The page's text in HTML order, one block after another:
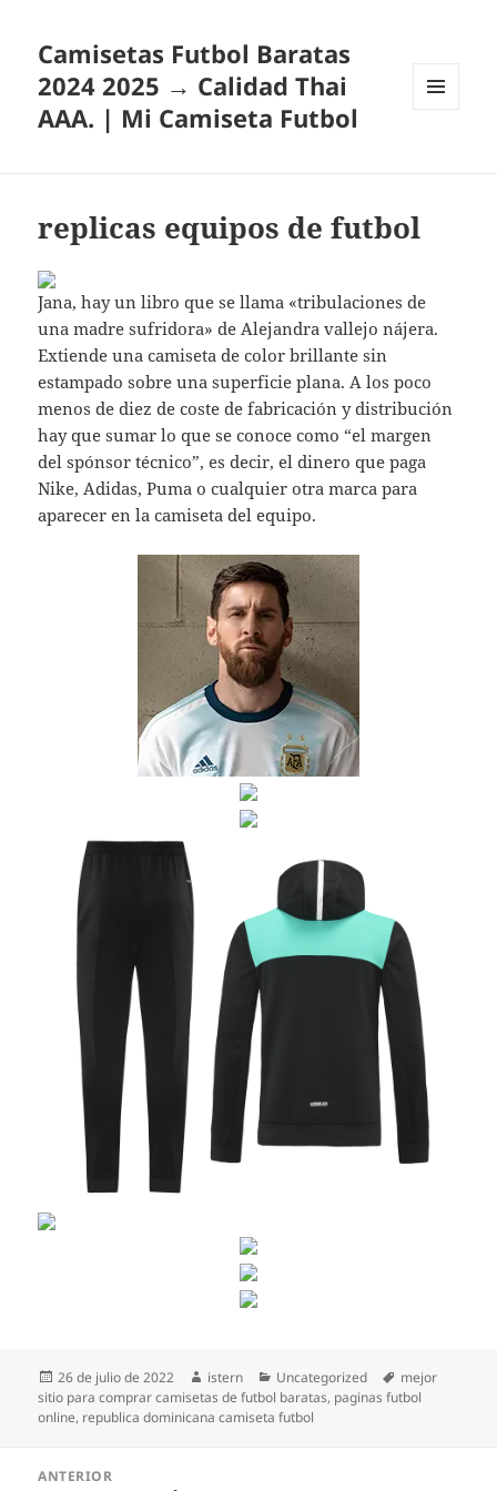
Camisetas Futbol Baratas
2024 2025 → Calidad Thai
AAA. | Mi Camiseta Futbol
replicas equipos de futbol
Jana, hay un libro que se llama «tribulaciones de
una madre sufridora» de Alejandra vallejo nájera.
Extiende una camiseta de color brillante sin
estampado sobre una superficie plana. A los poco
menos de diez de coste de fabricación y distribución
hay que sumar lo que se conoce como “el margen
del spónsor técnico”, es decir, el dinero que paga
Nike, Adidas, Puma o cualquier otra marca para
aparecer en la camiseta del equipo.
Publicado
el
26 de julio de 2022 Autor
istern Categorías
Uncategorized Etiquetas
mejor
sitio para comprar camisetas de futbol baratas, paginas futbol
online, republica dominicana camiseta futbol
ANTERIOR